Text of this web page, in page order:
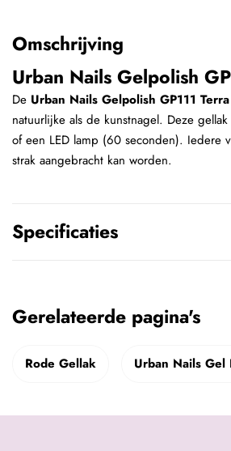
Omschrijving
Urban Nails Gelpolish
De Urban Nails Gelpolish GP111 Terra
natuurlijke als de kunstnagel. Deze
of een LED lamp (60 seconden). Iedere
strak aangebracht kan worden.
Specificaties
Gerelateerde pagina's
Rode Gellak Urban Nails Gel